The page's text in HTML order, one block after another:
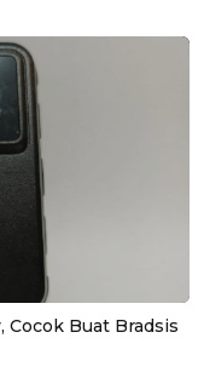
Cocok Buat Bradsis